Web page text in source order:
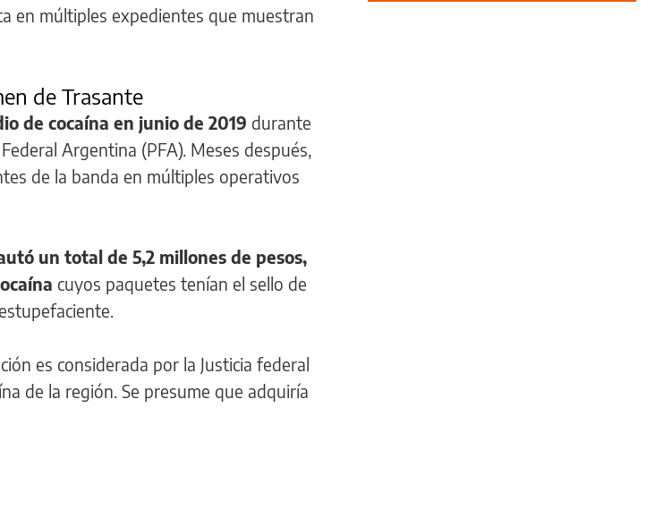
en múltiples expedientes que muestran
de Trasante
de cocaína en junio de 2019 durante
Argentina (PFA). Meses después,
de la banda en múltiples operativos
un total de 5,2 millones de pesos,
cuyos paquetes tenían el sello de
es considerada por la Justicia federal
de la región. Se presume que adquiría